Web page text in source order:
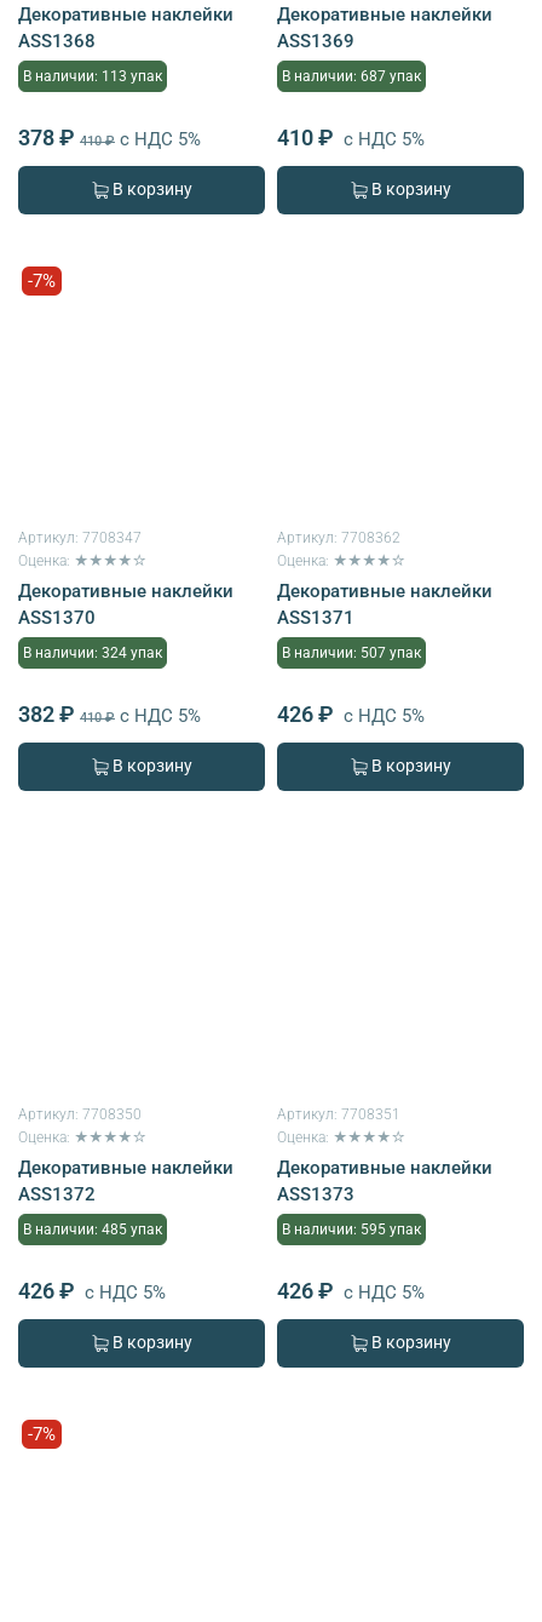
Декоративные наклейки
ASS1368
В наличии: 113 упак
378 ₽ 410 ₽ с НДС 5%
В корзину
Декоративные наклейки
ASS1369
В наличии: 687 упак
410 ₽ с НДС 5%
В корзину
-7%
Артикул: 7708347
Оценка: ★★★★☆
Декоративные наклейки
ASS1370
В наличии: 324 упак
382 ₽ 410 ₽ с НДС 5%
В корзину
Артикул: 7708362
Оценка: ★★★★☆
Декоративные наклейки
ASS1371
В наличии: 507 упак
426 ₽ с НДС 5%
В корзину
Артикул: 7708350
Оценка: ★★★★☆
Декоративные наклейки
ASS1372
В наличии: 485 упак
426 ₽ с НДС 5%
В корзину
Артикул: 7708351
Оценка: ★★★★☆
Декоративные наклейки
ASS1373
В наличии: 595 упак
426 ₽ с НДС 5%
В корзину
-7%